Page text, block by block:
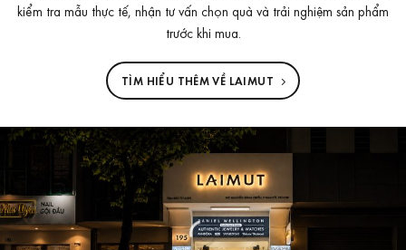
kiểm tra mẫu thực tế, nhận tư vấn chọn quà và trải nghiệm sản phẩm
trước khi mua.
TÌM HIỂU THÊM VỀ LAIMUT